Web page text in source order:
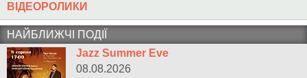
ВІДЕОРОЛИКИ
НАЙБЛИЖЧІ ПОДІЇ
Jazz Summer Eve
08.08.2026